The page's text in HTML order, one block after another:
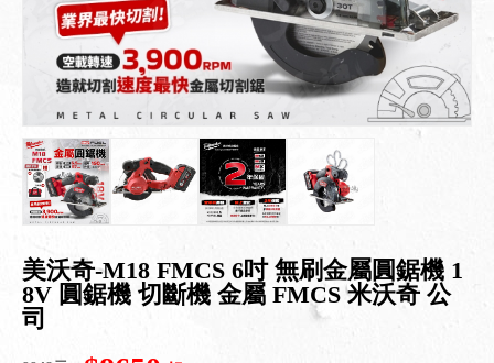
美沃奇-M18 FMCS 6吋 無刷金屬圓鋸機 1
8V 圓鋸機 切斷機 金屬 FMCS 米沃奇 公
司